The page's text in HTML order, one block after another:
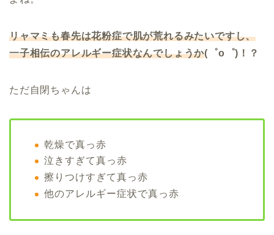
リャマミも春先は花粉症で肌が荒れるみたいですし、
一子相伝のアレルギー症状なんでしょうか(゜o゜)！？
ただ自閉ちゃんは
乾燥で真っ赤
泣きすぎて真っ赤
擦りつけすぎて真っ赤
他のアレルギー症状で真っ赤